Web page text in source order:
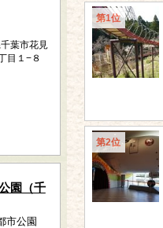
葉市花見
目１−８
園（千
市公園
第1位
第2位